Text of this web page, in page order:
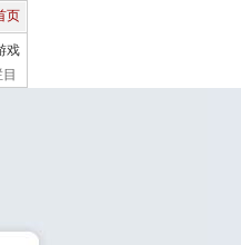
页
戏